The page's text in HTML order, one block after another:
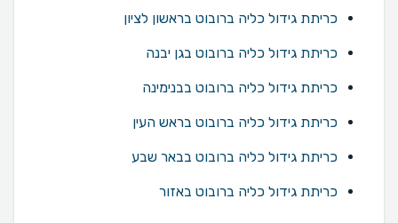
כריתת גידול כליה ברובוט בראשון לציון
כריתת גידול כליה ברובוט בגן יבנה
כריתת גידול כליה ברובוט בבנימינה
כריתת גידול כליה ברובוט בראש העין
כריתת גידול כליה ברובוט בבאר שבע
כריתת גידול כליה ברובוט באזור